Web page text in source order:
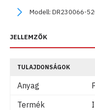
Modell: DR230066-
JELLEMZŐK
TULAJDONSÁGOK
Anyag
Termék